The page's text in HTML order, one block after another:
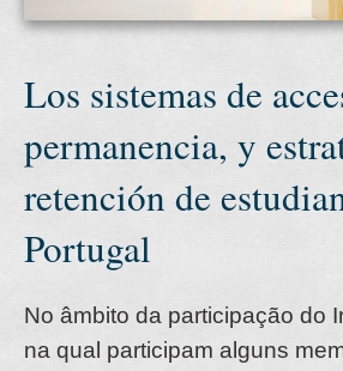
Los sistemas de
permanencia, y
retención de
Portugal
No âmbito da participação do
na qual participam alguns